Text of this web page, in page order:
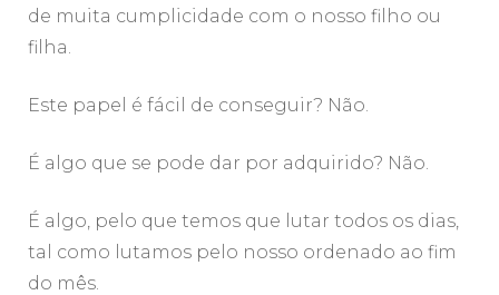
de muita cumplicidade com o nosso filho ou
filha.
Este papel é fácil de conseguir? Não.
É algo que se pode dar por adquirido? Não.
É algo, pelo que temos que lutar todos os dias,
tal como lutamos pelo nosso ordenado ao fim
do mês.